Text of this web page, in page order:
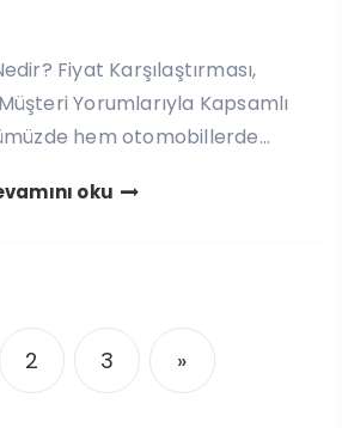
Fiyat Karşılaştırması,
Yorumlarıyla Kapsamlı
hem otomobillerde...
oku
2 3 »